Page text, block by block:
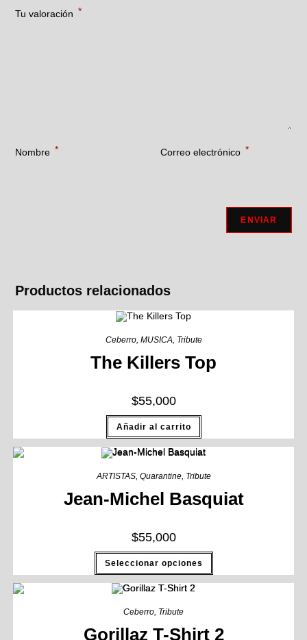
Tu valoración *
Nombre * Correo electrónico *
Productos relacionados
Ceberro, MUSICA Tribute
The Killers Top
$55,000
Añadir al carrito
ARTISTAS, Quarantine, Tribute
Jean-Michel Basquiat
$55,000
Seleccionar opciones
Ceberro, Tribute
Gorillaz T-Shirt 2